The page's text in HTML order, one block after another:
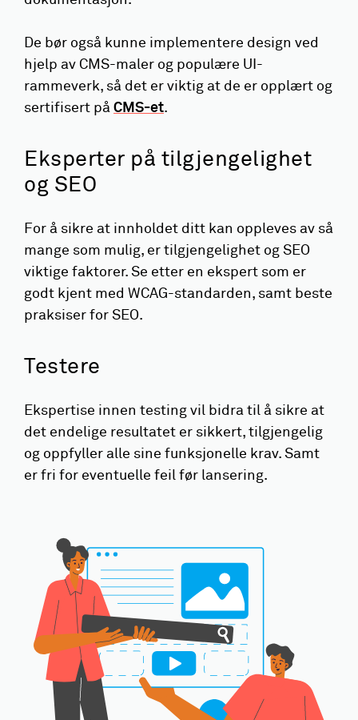
De bør også kunne implementere design ved
hjelp av CMS-maler og populære UI-
rammeverk, så det er viktig at de er opplært og
sertifisert på CMS-et.
Eksperter på tilgjengelighet
og SEO
For å sikre at innholdet ditt kan oppleves av så
mange som mulig, er tilgjengelighet og SEO
viktige faktorer. Se etter en ekspert som er
godt kjent med WCAG-standarden, samt beste
praksiser for SEO.
Testere
Ekspertise innen testing vil bidra til å sikre at
det endelige resultatet er sikkert, tilgjengelig
og oppfyller alle sine funksjonelle krav. Samt
er fri for eventuelle feil før lansering.